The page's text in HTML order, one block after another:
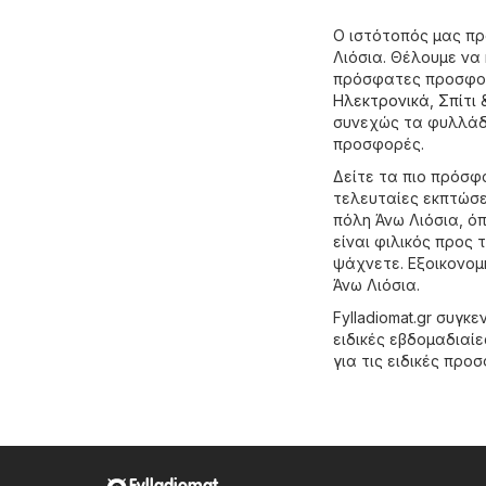
Ο ιστότοπός μας
Λιόσια. Θέλουμε να
πρόσφατες
Hλεκτρονικά Σπίτι
συνεχώς τα
προσφορές.
Δείτε τα πιο
τελευταίες
πόλη Άνω Λιόσια,
είναι φιλικός
ψάχνετε.
Άνω Λιόσια.
Fylladiomat.gr
ειδικές
για τις ειδικές